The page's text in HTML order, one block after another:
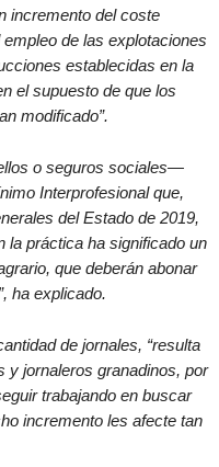
incremento del coste
de las explotaciones
establecidas en la
el supuesto de que los
modificado”.
o seguros sociales—
Interprofesional que,
del Estado de 2019,
la práctica ha significado un
que deberán abonar
ha explicado.
de jornales, “resulta
y jornaleros granadinos, por
trabajando en buscar
incremento les afecte tan